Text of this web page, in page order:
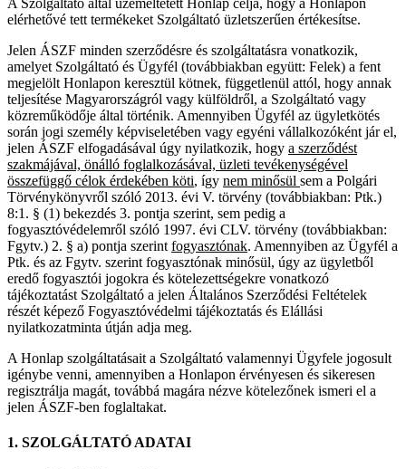
elérhetővé tett termékeket Szolgáltató üzletszerűen értékesítse.
Jelen ÁSZF minden szerződésre és szolgáltatásra vonatkozik,
amelyet Szolgáltató és Ügyfél (továbbiakban együtt: Felek) a fent
megjelölt Honlapon keresztül kötnek, függetlenül attól, hogy annak
teljesítése Magyarországról vagy külföldről, a Szolgáltató vagy
közreműködője által történik. Amennyiben Ügyfél az ügyletkötés
során jogi személy képviseletében vagy egyéni vállalkozóként jár el,
jelen ÁSZF elfogadásával úgy nyilatkozik, hogy a szerződést
szakmájával, önálló foglalkozásával, üzleti tevékenységével
összefüggő célok érdekében köti, így nem minősül sem a Polgári
Törvénykönyvről szóló 2013. évi V. törvény (továbbiakban: Ptk.)
8:1. § (1) bekezdés 3. pontja szerint, sem pedig a
fogyasztóvédelemről szóló 1997. évi CLV. törvény (továbbiakban:
Fgytv.) 2. § a) pontja szerint fogyasztónak. Amennyiben az Ügyfél a
Ptk. és az Fgytv. szerint fogyasztónak minősül, úgy az ügyletből
eredő fogyasztói jogokra és kötelezettségekre vonatkozó
tájékoztatást Szolgáltató a jelen Általános Szerződési Feltételek
részét képező Fogyasztóvédelmi tájékoztatás és Elállási
nyilatkozatminta útján adja meg.
A Honlap szolgáltatásait a Szolgáltató valamennyi Ügyfele jogosult
igénybe venni, amennyiben a Honlapon érvényesen és sikeresen
regisztrálja magát, továbbá magára nézve kötelezőnek ismeri el a
jelen ÁSZF-ben foglaltakat.
1. SZOLGÁLTATÓ ADATAI